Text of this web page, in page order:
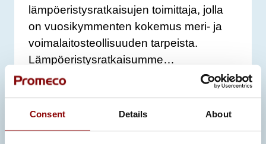
Consent Details About
lämpöeristysratkaisujen toimittaja, jolla
on vuosikymmenten kokemus meri- ja
voimalaitosteollisuuden tarpeista.
Lämpöeristysratkaisumme…